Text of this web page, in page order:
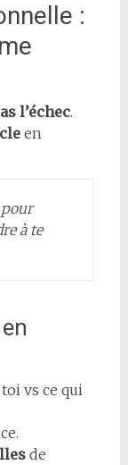
:
l’échec.
en
à te
vs ce qui
de